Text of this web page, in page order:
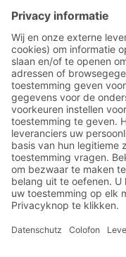
Meld u nu
nieuwsbrief:
Magazijn-
nieuws
Exclusieve
Innovaties
Inschrijven